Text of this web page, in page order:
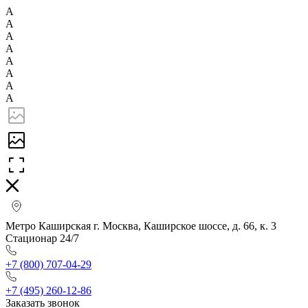
А
А
А
А
А
А
А
А
Метро Каширская г. Москва, Каширское шоссе, д. 66, к. 3
Стационар 24/7
+7 (800) 707-04-29
+7 (495) 260-12-86
Заказать звонок